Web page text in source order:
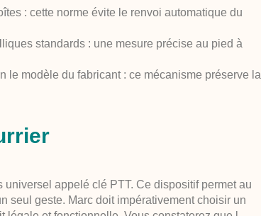
: cette norme évite le renvoi automatique du
standards : une mesure précise au pied à
le modèle du fabricant : ce mécanisme préserve la
appelé clé PTT. Ce dispositif permet au
seul geste. Marc doit impérativement choisir un